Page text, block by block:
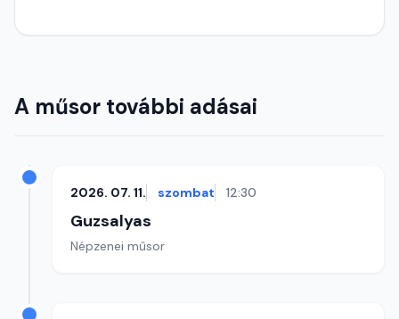
A műsor további adásai
2026. 07. 11. szombat 12:30
Guzsalyas
Népzenei műsor